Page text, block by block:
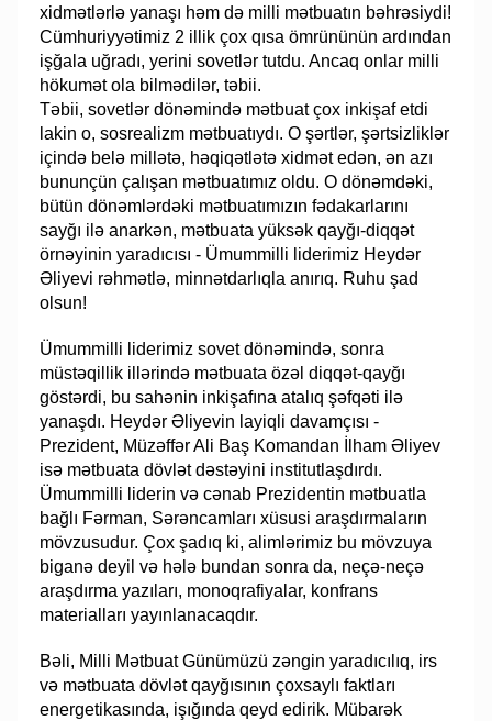
xidmətlərlə yanaşı həm də milli mətbuatın bəhrəsiydi!
Cümhuriyyətimiz 2 illik çox qısa ömrününün ardından
işğala uğradı, yerini sovetlər tutdu. Ancaq onlar milli
hökumət ola bilmədilər, təbii.
Təbii, sovetlər dönəmində mətbuat çox inkişaf etdi
lakin o, sosrealizm mətbuatıydı. O şərtlər, şərtsizliklər
içində belə millətə, həqiqətlətə xidmət edən, ən azı
bununçün çalışan mətbuatımız oldu. O dönəmdəki,
bütün dönəmlərdəki mətbuatımızın fədakarlarını
sayğı ilə anarkən, mətbuata yüksək qayğı-diqqət
örnəyinin yaradıcısı - Ümummilli liderimiz Heydər
Əliyevi rəhmətlə, minnətdarlıqla anırıq. Ruhu şad
olsun!
Ümummilli liderimiz sovet dönəmində, sonra
müstəqillik illərində mətbuata özəl diqqət-qayğı
göstərdi, bu sahənin inkişafına atalıq şəfqəti ilə
yanaşdı. Heydər Əliyevin layiqli davamçısı -
Prezident, Müzəffər Ali Baş Komandan İlham Əliyev
isə mətbuata dövlət dəstəyini institutlaşdırdı.
Ümummilli liderin və cənab Prezidentin mətbuatla
bağlı Fərman, Sərəncamları xüsusi araşdırmaların
mövzusudur. Çox şadıq ki, alimlərimiz bu mövzuya
biganə deyil və hələ bundan sonra da, neçə-neçə
araşdırma yazıları, monoqrafiyalar, konfrans
materialları yayınlanacaqdır.
Bəli, Milli Mətbuat Günümüzü zəngin yaradıcılıq, irs
və mətbuata dövlət qayğısının çoxsaylı faktları
energetikasında, işığında qeyd edirik. Mübarək